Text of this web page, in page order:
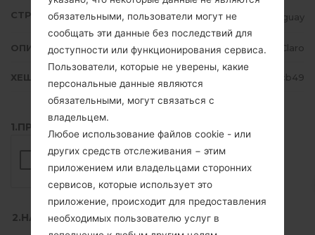
СТРАНА Uruguay
ОПИСАНИЕ Claro
ХЕШ e1690534496d507a56a4f385a0b1cb49
1.ПРОВЕРИТЬ НАЛИЧИЕ RECAPTCHA
2.НАЖМИТЕ, ЧТОБЫ СКАЧАТЬ
обязательными, пользователи могут не
сообщать эти данные без последствий для
доступности или функционирования сервиса.
Пользователи, которые не уверены, какие
персональные данные являются
обязательными, могут связаться с
владельцем.
Любое использование файлов cookie - или
других средств отслеживания − этим
приложением или владельцами сторонних
сервисов, которые использует это
приложение, происходит для предоставления
необходимых пользователю услуг в